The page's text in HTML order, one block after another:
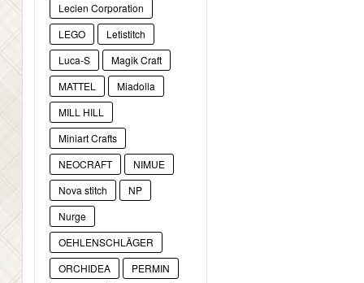
Lecien Corporation
LEGO
Letistitch
Luca-S
Magik Craft
MATTEL
Miadolla
MILL HILL
Miniart Crafts
NEOCRAFT
NIMUE
Nova stitch
NP
Nurge
OEHLENSCHLÄGER
ORCHIDEA
PERMIN